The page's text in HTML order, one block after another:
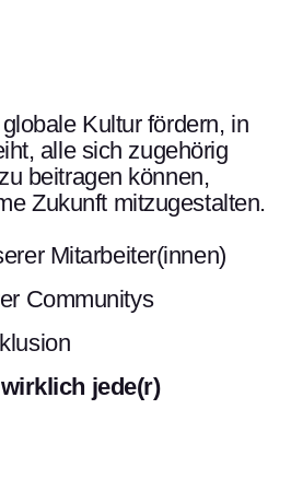
Kultur fördern, in
alle sich zugehörig
beitragen können,
Zukunft mitzugestalten.
Mitarbeiter(innen)
Communitys
jede(r)